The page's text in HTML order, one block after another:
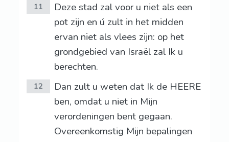
11
Deze stad zal voor u niet als een
pot zijn en ú zult in het midden
ervan niet als vlees zijn: op het
grondgebied van Israël zal Ik u
berechten.
12
Dan zult u weten dat Ik de HEERE
ben, omdat u niet in Mijn
verordeningen bent gegaan.
Overeenkomstig Mijn bepalingen